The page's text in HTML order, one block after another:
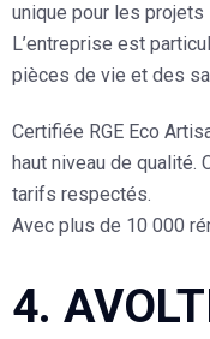
unique pour les
L’entreprise est
pièces de vie et des
Certifiée RGE Eco
haut niveau de qualité.
tarifs respectés.
Avec plus de 10 000
4.